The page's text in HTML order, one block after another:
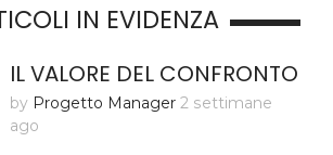
IN EVIDENZA
IL VALORE DEL CONFRONTO
by Progetto Manager 2 settimane
ago